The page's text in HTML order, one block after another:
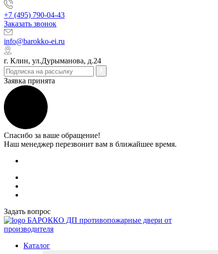
+7 (495) 790-04-43
Заказать звонок
info@barokko-ei.ru
г. Клин, ул.Дурыманова, д.24
Заявка принята
Спасибо за ваше обращение!
Наш менеджер перезвонит вам в ближайшее время.
Задать вопрос
БАРОККО ДП противопожарные двери от
производителя
Каталог